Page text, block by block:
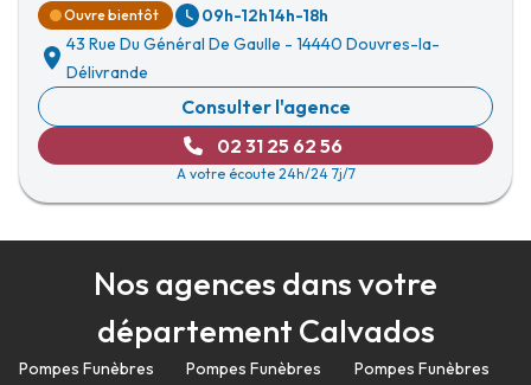
Ouvre bientôt 09h-12h14h-18h
43 Rue Du Général De Gaulle - 14440 Douvres-la-
Délivrande
Consulter l'agence
02 31 25 62 56
A votre écoute 24h/24 7j/7
Nos agences dans votre
département Calvados
Pompes Funèbres
Pompes Funèbres
Pompes Funèbres